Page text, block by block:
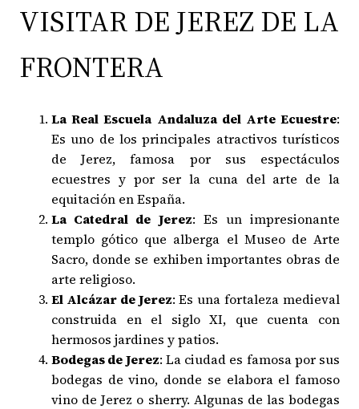
VISITAR DE JEREZ DE LA
FRONTERA
La Real Escuela Andaluza del Arte Ecuestre:
Es uno de los principales atractivos turísticos
de Jerez, famosa por sus espectáculos
ecuestres y por ser la cuna del arte de la
equitación en España.
La Catedral de Jerez: Es un impresionante
templo gótico que alberga el Museo de Arte
Sacro, donde se exhiben importantes obras de
arte religioso.
El Alcázar de Jerez: Es una fortaleza medieval
construida en el siglo XI, que cuenta con
hermosos jardines y patios.
Bodegas de Jerez: La ciudad es famosa por sus
bodegas de vino, donde se elabora el famoso
vino de Jerez o sherry. Algunas de las bodegas